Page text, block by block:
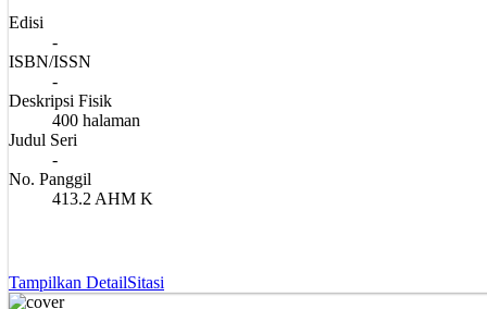
Edisi
-
ISBN/ISSN
-
Deskripsi Fisik
400 halaman
Judul Seri
-
No. Panggil
413.2 AHM K
Tampilkan DetailSitasi